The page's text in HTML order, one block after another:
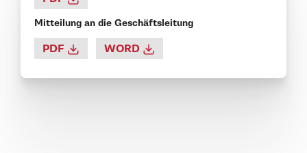
Mitteilung an die Geschäftsleitung
PDF WORD